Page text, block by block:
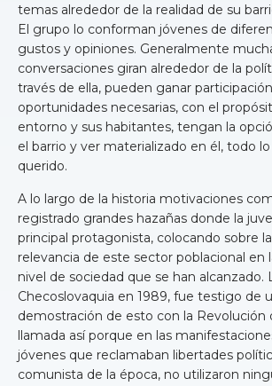
temas alrededor de la realidad de su
El grupo lo conforman jóvenes de
gustos y opiniones. Generalmente
conversaciones giran alrededor de la
través de ella, pueden ganar
oportunidades necesarias, con el
entorno y sus habitantes, tengan la
el barrio y ver materializado en él, todo
querido.
A lo largo de la historia motivaciones
registrado grandes hazañas donde la
principal protagonista, colocando sobre
relevancia de este sector poblacional en
nivel de sociedad que se han alcanzado.
Checoslovaquia en 1989, fue testigo de
demostración de esto con la Revolución
llamada así porque en las
jóvenes que reclamaban libertades
comunista de la época, no utilizaron